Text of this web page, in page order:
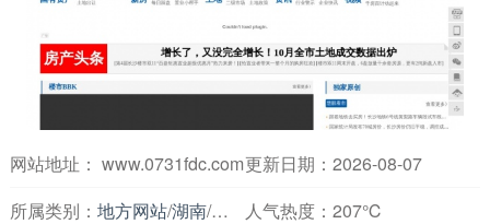
网站地址： www.0731fdc.com更新日期：2026-08-07
所属类别： 地方网站/湖南/房产装修人气热度： 207℃